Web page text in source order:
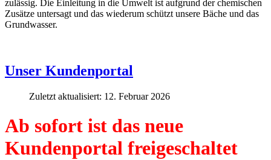
zulässig. Die Einleitung in die Umwelt ist aufgrund der chemischen
Zusätze untersagt und das wiederum schützt unsere Bäche und das
Grundwasser.
Unser Kundenportal
Zuletzt aktualisiert: 12. Februar 2026
Ab sofort ist das neue
Kundenportal freigeschaltet